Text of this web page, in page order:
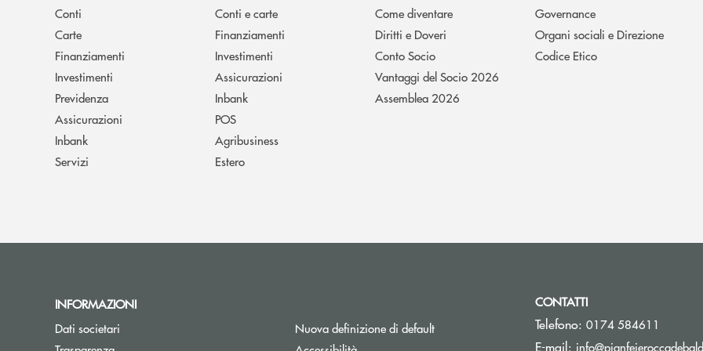
Conti
Carte
Finanziamenti
Investimenti
Previdenza
Assicurazioni
Inbank
Servizi
Conti e carte
Finanziamenti
Investimenti
Assicurazioni
Inbank
POS
Agribusiness
Estero
Come diventare
Diritti e Doveri
Conto Socio
Vantaggi del Socio 2026
Assemblea 2026
Governance
Organi sociali e Direzione
Codice Etico
INFORMAZIONI
Dati societari
Nuova definizione di default
CONTATTI
Telefono: 0174 584611
E-mail: